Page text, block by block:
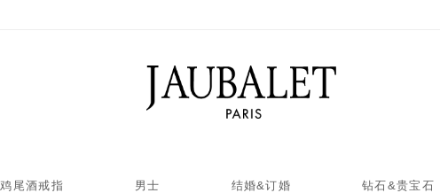
鸡尾酒戒指 男士 结婚&订婚 钻石&贵宝石